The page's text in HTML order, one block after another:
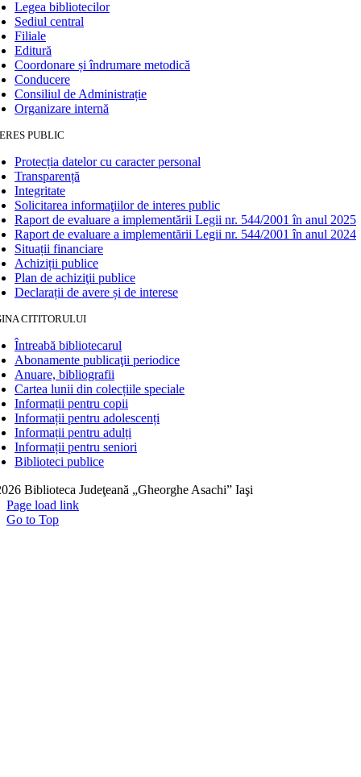
Legea bibliotecilor
Sediul central
Filiale
Editură
Coordonare și îndrumare metodică
Conducere
Consiliul de Administrație
Organizare internă
PUBLIC
Protecția datelor cu caracter personal
Transparență
Integritate
Solicitarea informaţiilor de interes public
Raport de evaluare a implementării Legii nr. 544/2001 în anul 2025
Raport de evaluare a implementării Legii nr. 544/2001 în anul 2024
Situații financiare
Achiziții publice
Plan de achiziţii publice
Declarații de avere și de interese
CITITORULUI
Întreabă bibliotecarul
Abonamente publicaţii periodice
Anuare, bibliografii
Cartea lunii din colecțiile speciale
Informații pentru copii
Informații pentru adolescenți
Informații pentru adulți
Informații pentru seniori
Biblioteci publice
Biblioteca Judeţeană „Gheorghe Asachi” Iaşi
Page load link
Go to Top